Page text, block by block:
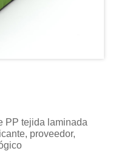
PP tejida laminada
proveedor,